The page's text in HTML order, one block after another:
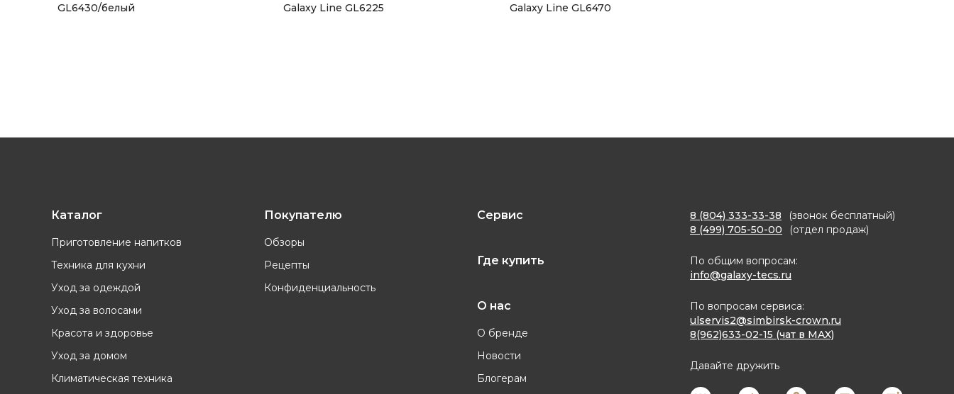
GL6430/белый
Galaxy Line GL6225
Galaxy Line GL6470
Каталог
Приготовление напитков
Техника для кухни
Уход за одеждой
Уход за волосами
Красота и здоровье
Уход за домом
Климатическая техника
Покупателю
Обзоры
Рецепты
Конфиденциальность
Сервис
Где купить
О нас
О бренде
Новости
Блогерам
8 (804) 333-33-38
(звонок бесплатный)
8 (499) 705-50-00
(отдел продаж)
По общим вопросам:
info@galaxy-tecs.ru
По вопросам сервиса:
ulservis2@simbirsk-crown.ru
8(962)633-02-15 (чат в MAX)
Давайте дружить